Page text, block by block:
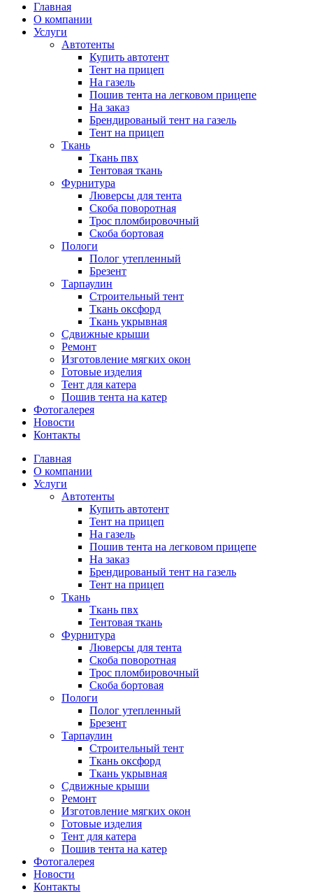
Главная
О компании
Услуги
Автотенты
Купить автотент
Тент на прицеп
На газель
Пошив тента на легковом прицепе
На заказ
Брендированый тент на газель
Тент на прицеп
Ткань
Ткань пвх
Тентовая ткань
Фурнитура
Люверсы для тента
Скоба поворотная
Трос пломбировочный
Скоба бортовая
Пологи
Полог утепленный
Брезент
Тарпаулин
Строительный тент
Ткань оксфорд
Ткань укрывная
Сдвижные крыши
Ремонт
Изготовление мягких окон
Готовые изделия
Тент для катера
Пошив тента на катер
Фотогалерея
Новости
Контакты
Главная
О компании
Услуги
Автотенты
Купить автотент
Тент на прицеп
На газель
Пошив тента на легковом прицепе
На заказ
Брендированый тент на газель
Тент на прицеп
Ткань
Ткань пвх
Тентовая ткань
Фурнитура
Люверсы для тента
Скоба поворотная
Трос пломбировочный
Скоба бортовая
Пологи
Полог утепленный
Брезент
Тарпаулин
Строительный тент
Ткань оксфорд
Ткань укрывная
Сдвижные крыши
Ремонт
Изготовление мягких окон
Готовые изделия
Тент для катера
Пошив тента на катер
Фотогалерея
Новости
Контакты